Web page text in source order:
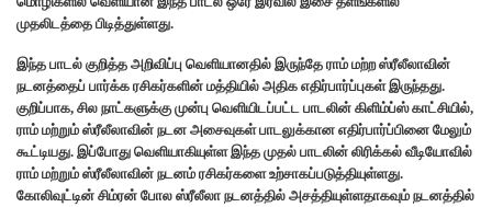
முதலிடத்தை பிடித்துள்ளது.
இந்த பாடல் குறித்த அறிவிப்பு வெளியானதில் இருந்தே ராம் மற்ற ஸ்ரீலீலாவின்
நடனத்தைப் பார்க்க ரசிகர்களின் மத்தியில் அதிக எதிர்பார்ப்புகள் இருந்தது.
குறிப்பாக, சில நாட்களுக்கு முன்பு வெளியிடப்பட்ட பாடலின் கிளிம்ப்ஸ் காட்சியில்,
ராம் மற்றும் ஸ்ரீலீலாவின் நடன அசைவுகள் பாடலுக்கான எதிர்பார்ப்பினை மேலும்
கூட்டியது. இப்போது வெளியாகியுள்ள இந்த முதல் பாடலின் லிரிக்கல் வீடியோவில்
ராம் மற்றும் ஸ்ரீலீலாவின் நடனம் ரசிகர்களை உற்சாகப்படுத்தியுள்ளது.
கோலிவுட்டின் சிம்ரன் போல ஸ்ரீலீலா நடனத்தில் அசத்தியுள்ளதாகவும் நடனத்தில்